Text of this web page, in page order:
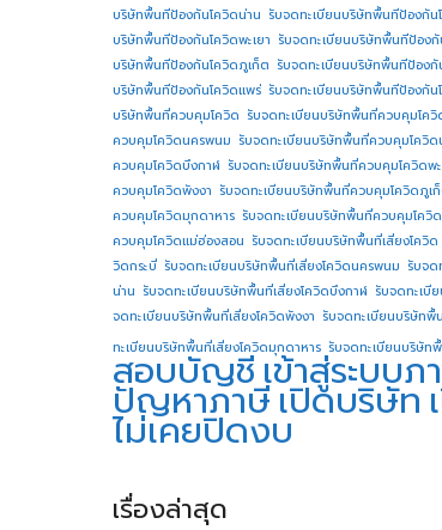
บริษัทพื้นทีป้องกันโควิดน่าน รับจดทะเบียนบริษัทพื้นทีป้องกัน
บริษัทพื้นทีป้องกันโควิดพะเยา รับจดทะเบียนบริษัทพื้นทีป้องกั
บริษัทพื้นทีป้องกันโควิดภูเก็ต รับจดทะเบียนบริษัทพื้นทีป้อง
บริษัทพื้นทีป้องกันโควิดแพร่ รับจดทะเบียนบริษัทพื้นทีป้องกัน
บริษัทพื้นที่ควบคุมโควิด รับจดทะเบียนบริษัทพื้นที่ควบคุมโควิ
ควบคุมโควิดนครพนม รับจดทะเบียนบริษัทพื้นที่ควบคุมโควิด
ควบคุมโควิดบึงกาฬ รับจดทะเบียนบริษัทพื้นที่ควบคุมโควิดพะ
ควบคุมโควิดพังงา รับจดทะเบียนบริษัทพื้นที่ควบคุมโควิดภูเ
ควบคุมโควิดมุกดาหาร รับจดทะเบียนบริษัทพื้นที่ควบคุมโควิ
ควบคุมโควิดแม่ฮ่องสอน รับจดทะเบียนบริษัทพื้นที่เสี่ยงโควิด
วิดกระบี่ รับจดทะเบียนบริษัทพื้นที่เสี่ยงโควิดนครพนม รับจด
น่าน รับจดทะเบียนบริษัทพื้นที่เสี่ยงโควิดบึงกาฬ รับจดทะเบี
จดทะเบียนบริษัทพื้นที่เสี่ยงโควิดพังงา รับจดทะเบียนบริษัทพื้
ทะเบียนบริษัทพื้นที่เสี่ยงโควิดมุกดาหาร รับจดทะเบียนบริษัท
สอบบัญชี เข้าสู่ระบบภ
ปัญหาภาษีเปิดบริษัท
ไม่เคยปิดงบ
เรื่องล่าสุด